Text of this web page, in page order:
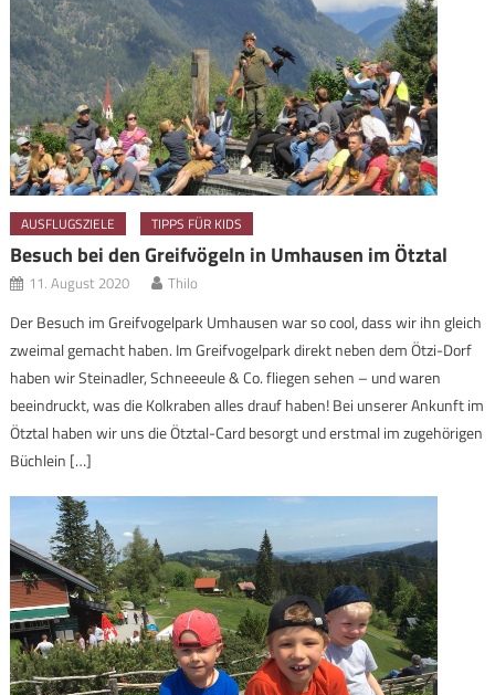
AUSFLUGSZIELE TIPPS FÜR KIDS
Besuch bei den Greifvögeln in Umhausen im Ötztal
11. August 2020 Thilo
Der Besuch im Greifvogelpark Umhausen war so cool, dass wir ihn gleich
zweimal gemacht haben. Im Greifvogelpark direkt neben dem Ötzi-Dorf
haben wir Steinadler, Schneeeule & Co. fliegen sehen – und waren
beeindruckt, was die Kolkraben alles drauf haben! Bei unserer Ankunft im
Ötztal haben wir uns die Ötztal-Card besorgt und erstmal im zugehörigen
Büchlein […]